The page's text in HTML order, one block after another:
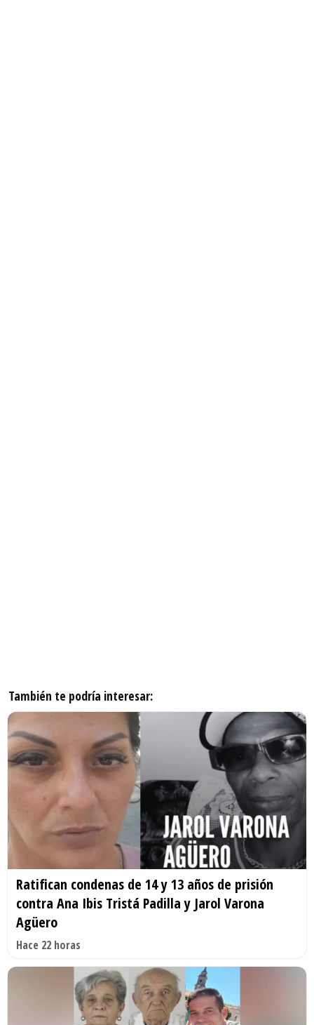
También te podría interesar:
Ratifican condenas de 14 y 13 años de prisión
contra Ana Ibis Tristá Padilla y Jarol Varona
Agüero
Hace 22 horas